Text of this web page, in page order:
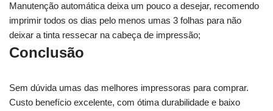
Manutenção automática deixa um pouco a desejar, recomendo
imprimir todos os dias pelo menos umas 3 folhas para não
deixar a tinta ressecar na cabeça de impressão;
Conclusão
Sem dúvida umas das melhores impressoras para comprar.
Custo benefício excelente, com ótima durabilidade e baixo